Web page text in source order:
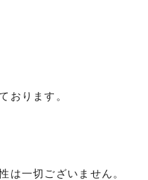
おります。
一切ございません。